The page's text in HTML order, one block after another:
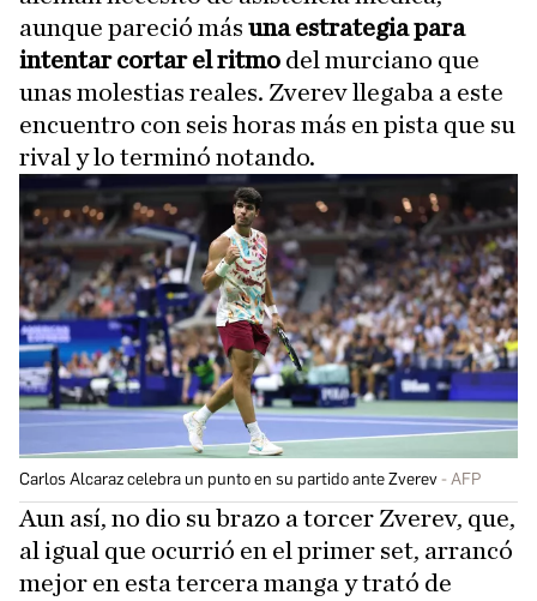
aunque pareció más una estrategia para
intentar cortar el ritmo del murciano que
unas molestias reales. Zverev llegaba a este
encuentro con seis horas más en pista que su
rival y lo terminó notando.
Carlos Alcaraz celebra un punto en su partido ante Zverev AFP
Aun así, no dio su brazo a torcer Zverev, que,
al igual que ocurrió en el primer set, arrancó
mejor en esta tercera manga y trató de